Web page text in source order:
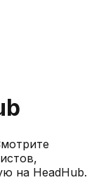
на HeadHub.